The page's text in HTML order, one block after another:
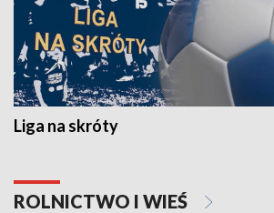
Liga na skróty
ROLNICTWO I WIEŚ